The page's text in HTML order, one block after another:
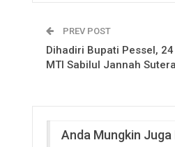
PREV POST
Dihadiri Bupati Pessel,
MTI Sabilul Jannah
Anda Mungkin